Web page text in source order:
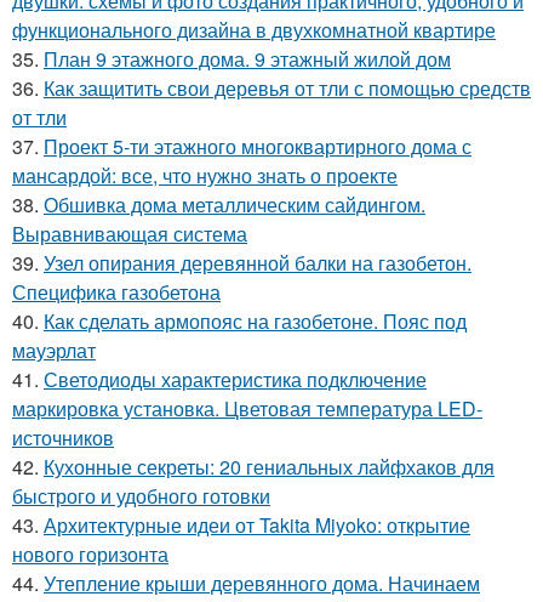
функционального дизайна в двухкомнатной квартире
35. План 9 этажного дома. 9 этажный жилой дом
36. Как защитить свои деревья от тли с помощью средств
от тли
37. Проект 5-ти этажного многоквартирного дома с
мансардой: все, что нужно знать о проекте
38. Обшивка дома металлическим сайдингом.
Выравнивающая система
39. Узел опирания деревянной балки на газобетон.
Специфика газобетона
40. Как сделать армопояс на газобетоне. Пояс под
мауэрлат
41. Светодиоды характеристика подключение
маркировка установка. Цветовая температура LED-
источников
42. Кухонные секреты: 20 гениальных лайфхаков для
быстрого и удобного готовки
43. Архитектурные идеи от Takita Miyoko: открытие
нового горизонта
44. Утепление крыши деревянного дома. Начинаем